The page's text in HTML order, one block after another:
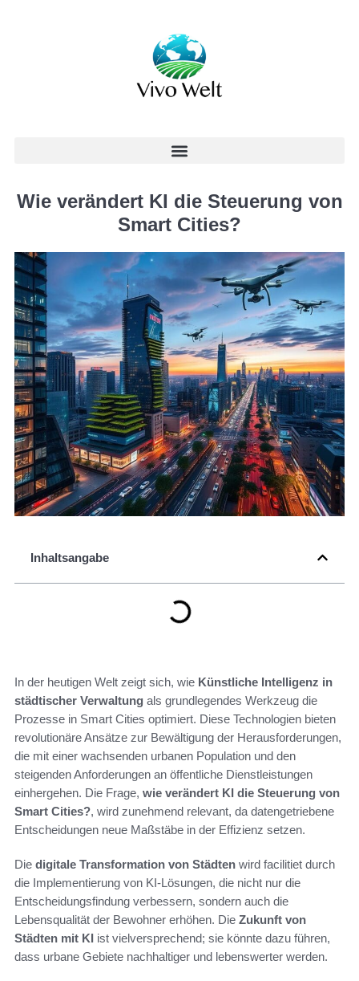
Wie verändert KI die Steuerung von
Smart Cities?
Inhaltsangabe
In der heutigen Welt zeigt sich, wie Künstliche Intelligenz in
städtischer Verwaltung als grundlegendes Werkzeug die
Prozesse in Smart Cities optimiert. Diese Technologien bieten
revolutionäre Ansätze zur Bewältigung der Herausforderungen,
die mit einer wachsenden urbanen Population und den
steigenden Anforderungen an öffentliche Dienstleistungen
einhergehen. Die Frage, wie verändert KI die Steuerung von
Smart Cities?, wird zunehmend relevant, da datengetriebene
Entscheidungen neue Maßstäbe in der Effizienz setzen.
Die digitale Transformation von Städten wird facilitiet durch
die Implementierung von KI-Lösungen, die nicht nur die
Entscheidungsfindung verbessern, sondern auch die
Lebensqualität der Bewohner erhöhen. Die Zukunft von
Städten mit KI ist vielversprechend; sie könnte dazu führen,
dass urbane Gebiete nachhaltiger und lebenswerter werden.